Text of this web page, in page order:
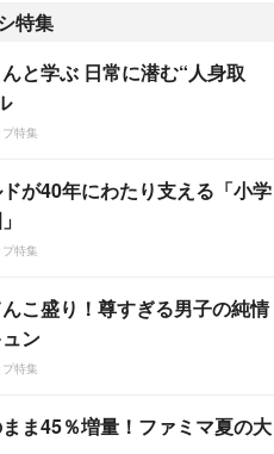
特集
と学ぶ 日常に潜む“人身取
特集
が40年にわたり支える「小学
特集
こ盛り！尊すぎる男子の純情
ン
特集
ま45％増量！ファミマ夏の大